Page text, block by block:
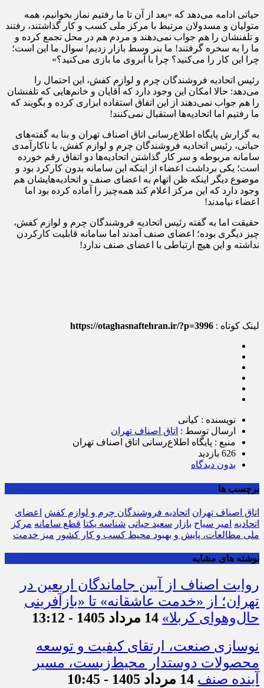
حیاتی ادامه می‌دهد که «بعد از آن تا ما رفتیم نماز بخوانیم، همه
متولیان و مسدولان مرتبط با مرکز ملی کسب و کار گذاشتند، رفتند
و تلفنشان را هم جواب نمی‌دهند و مردم هم در محل تجمع کرده و
ما را به سخره گرفتند! ما بنر وسط بازار زدیم! سوال ما این است؛
چرا این کار را می‌کنید؟ چرا با آبروی ما بازی می‌کنید؟»
رئیس اتحادیه فروشندگان چرم و لوازم کفش، این احتمال را
می‌دهد: حالا امکان این وجود دارد که آقایان و خانم‌هایی که تلفنشان
را هم جواب نمی‌دهند از این اتفاق استفاده ابزاری کرده و بگویند که
ما رفتیم اما اتحادیه‌ها استقبال نمی‌کنند!
به گزارش پایگاه اطلاع‌رسانی اتاق اصناف تهران و بنا به گفته‌های
حیاتی، رئیس اتحادیه فروشندگان چرم و لوازم کفش، با ناکارآمدی
سامانه مربوطه و سر کار گذاشتن اتحادیه‌ها دو اتفاق رقم خورده
است؛ یکی برداشت اعضاء از اینکه این سامانه بدون کارکرد بود و
موضوع دیگر اینکه ظن اتهام به اعضای صنف و اتحادیه‌هایشان هم
وجود دارد که این مرکز اعلام کند همه‌چیز را آماده کرده بود اما
اعضاء نیامدند!
حقیقت اما به گفته رئیس اتحادیه فروشندگان چرم و لوازم کفش،
چیز دیگری بوده؛ اعضای صنف آمدند اما سامانه قابلیت کارکردن
نداشته و این هیچ ارتباطی با اعضای صنف ندارد!
لینک کوتاه : https://otaghasnaftehran.ir/?p=3996
نویسنده : کیانی
ارسال توسط : اتاق اصناف تهران
منبع : پایگاه اطلاع‌رسانی اتاق اصناف تهران
626 بازدید
بدون دیدگاه
برچسب ها
اتاق اصناف تهران اتحادیه فروشندگان چرم و لوازم کفش
اعضای
اتحادیه امیر سیاح بازار سعید حیاتی شناسه یکتا قطع سامانه مرکز
ملی مطالعات، پایش و بهبود محیط کسب و کار کشور میز خدمت
نوشته های مشابه
روایت اصناف از آیین جاماندگان اربعین در
تهران؛ از «خدمت عاشقانه» تا «بازآفرینی
حال‌وهوای کربلا» 14 مرداد 1405 - 13:12
نوسازی صنعت، ارتقای کیفیت و توسعه
محصولات دوستدار محیط‌زیست، مسیر
آینده صنف 14 مرداد 1405 - 10:45